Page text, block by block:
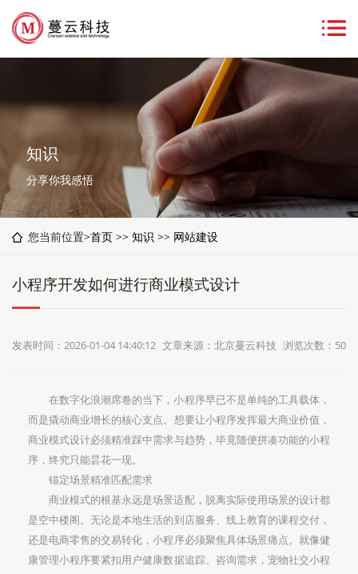
知识
分享你我感悟
您当前位置>首页 >> 知识 >> 网站建设
小程序开发如何进行商业模式设计
发表时间：2026-01-04 14:40:12 文章来源：北京蔓云科技 浏览次数：50
在数字化浪潮席卷的当下，小程序早已不是单纯的工具载体，
而是撬动商业增长的核心支点。想要让小程序发挥最大商业价值，
商业模式设计必须精准踩中需求与趋势，毕竟随便拼凑功能的小程
序，终究只能昙花一现。
锚定场景精准匹配需求
商业模式的根基永远是场景适配，脱离实际使用场景的设计都
是空中楼阁。无论是本地生活的到店服务、线上教育的课程交付，
还是电商零售的交易转化，小程序必须聚焦具体场景痛点。就像健
康管理小程序要紧扣用户健康数据追踪、咨询需求，宠物社交小程